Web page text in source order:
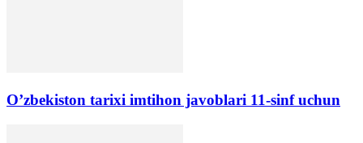
O’zbekiston tarixi imtihon javoblari 11-sinf uchun